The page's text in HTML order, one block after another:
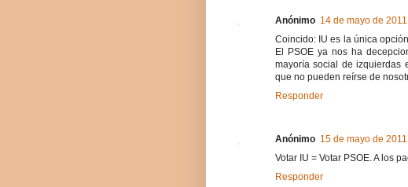
Anónimo 14 de mayo de
Coincido: IU es la única
El PSOE ya nos ha
mayoría social de izquierdas
que no pueden reírse de
Responder
Anónimo 15 de mayo de
Votar IU = Votar PSOE. A los
Responder